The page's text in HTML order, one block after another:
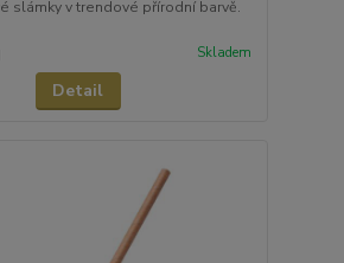
slámky v trendové přírodní barvě.
Skladem
Detail